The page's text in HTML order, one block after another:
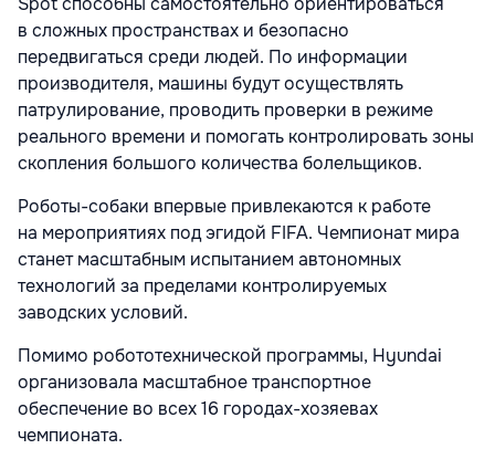
в сложных пространствах и безопасно
передвигаться среди людей. По информации
производителя, машины будут осуществлять
патрулирование, проводить проверки в режиме
реального времени и помогать контролировать зоны
скопления большого количества болельщиков.
Роботы-собаки впервые привлекаются к работе
на мероприятиях под эгидой FIFA. Чемпионат мира
станет масштабным испытанием автономных
технологий за пределами контролируемых
заводских условий.
Помимо робототехнической программы, Hyundai
организовала масштабное транспортное
обеспечение во всех 16 городах-хозяевах
чемпионата.